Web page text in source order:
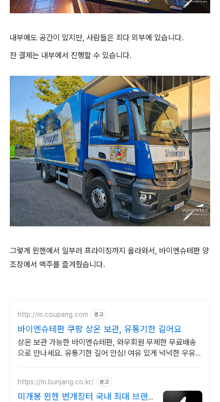
내부에도 공간이 있지만, 사람들은 죄다 외부에 있습니다.
잔 결제는 내부에서 진행할 수 있습니다.
그렇게 뮌헨에서 일부러 프라이징까지 올라와서, 바이엔슈테판 양
조장에서 맥주를 즐겨줬습니다.
http://m.coupang.com 광고
바이엔슈테판 쿠팡 상온 보관, 유통기한 길어요
상온 보관 가능한 바이엔슈테판, 와우회원 무제한 무료배송
으로 만나세요. 유통기한 길어 안심! 여유 있게 넉넉한 우유를
https://m.bunjang.co.kr/ 광고
미개봉 뮌헨 번개장터 국내 최대 브랜